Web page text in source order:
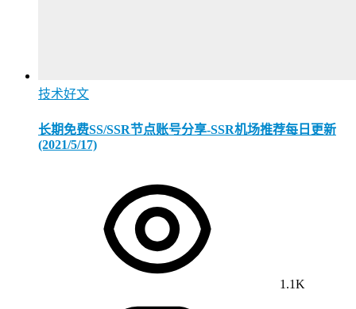
技术好文
长期免费SS/SSR节点账号分享-SSR机场推荐每日更新
(2021/5/17)
1.1K